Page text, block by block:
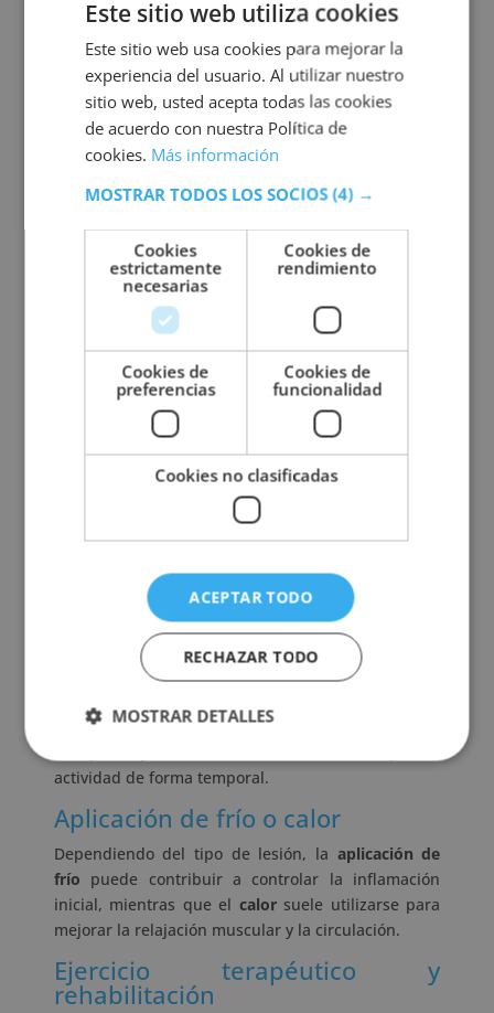
espalda.
Desgarros musculares: rotura parcial o total de
fibras musculares.
Bursitis: inflamación de las bolsas que
amortiguan las articulaciones.
personas físicamente activas.
¿Cómo tratar una lesión musculoesquelética?
tratamiento de una lesión musculoesquelética
dependerá de su gravedad, localización y causa.
Sin embargo, existen algunas medidas que suelen
formar parte de los procesos de recuperación y que
ayudan a reducir molestias y favorecer la
movilidad.
Diagnóstico y valoración
profesional
Uno de los primeros pasos es identificar
origen del problema
y determinar el abordaje más adecuado para cada
Reposo y control de la actividad
Durante las primeras fases,reducir la carga
inflamación y evitar complicaciones. Esto no
actividad de forma temporal.
Aplicación de frío o calor
Dependiendo del tipo de lesión, la aplicación de
frío puede contribuir a controlar la inflamación
inicial, mientras que el calorsuele utilizarse para
mejorar la relajación muscular y la circulación.
Ejercicio terapéutico y
rehabilitación
Este sitio web utiliza cookies
Este sitio web usa cookies para mejorar la
experiencia del usuario. Al utilizar nuestro
sitio web, usted acepta todas las cookies
de acuerdo con nuestra Política de
cookies. Más información
MOSTRAR TODOS LOS SOCIOS(4) →
Cookies
estrictamente
necesarias
Cookies de
rendimiento
Cookies de
preferencias
Cookies de
funcionalidad
Cookies no clasificadas
ACEPTAR TODO
RECHAZAR TODO
MOSTRAR DETALLES